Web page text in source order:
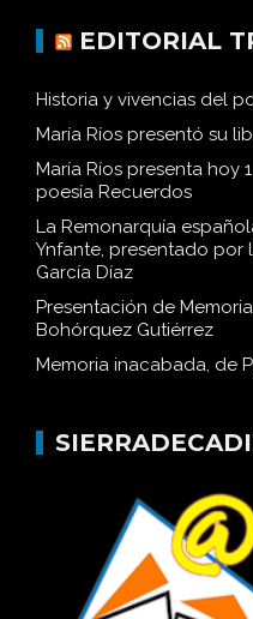
EDITORIAL
Historia y vivencias del
María Ríos presentó su
María Ríos presenta hoy
poesía Recuerdos
La Remonarquía
Ynfante, presentado por
García Díaz
Presentación de
Bohórquez Gutiérrez
Memoria inacabada, de